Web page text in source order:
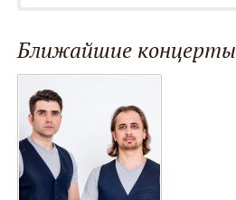
Ближайшие концерты